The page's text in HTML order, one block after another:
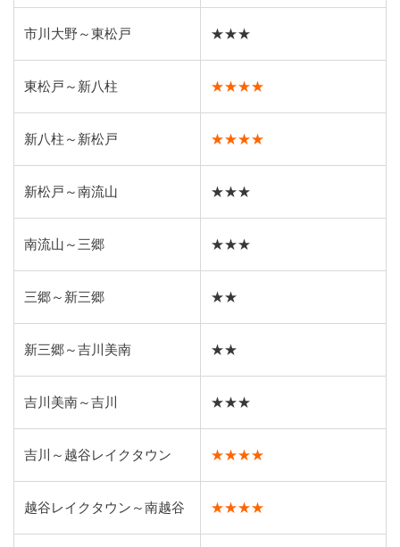
市川大野～東松戸 ★★★
東松戸～新八柱 ★★★★
新八柱～新松戸 ★★★★
新松戸～南流山 ★★★
南流山～三郷 ★★★
三郷～新三郷 ★★
新三郷～吉川美南 ★★
吉川美南～吉川 ★★★
吉川～越谷レイクタウン ★★★★
越谷レイクタウン～南越谷 ★★★★